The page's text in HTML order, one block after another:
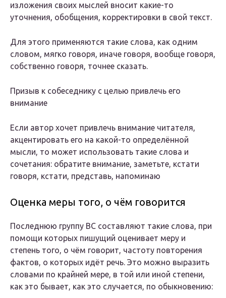
изложения своих мыслей вносит какие-то
уточнения, обобщения, корректировки в свой текст.
Для этого применяются такие слова, как одним
словом, мягко говоря, иначе говоря, вообще говоря,
собственно говоря, точнее сказать.
Призыв к собеседнику с целью привлечь его
внимание
Если автор хочет привлечь внимание читателя,
акцентировать его на какой-то определённой
мысли, то может использовать такие слова и
сочетания: обратите внимание, заметьте, кстати
говоря, кстати, представь, напоминаю
Оценка меры того, о чём говорится
Последнюю группу ВС составляют такие слова, при
помощи которых пишущий оценивает меру и
степень того, о чём говорит, частоту повторения
фактов, о которых идёт речь. Это можно выразить
словами по крайней мере, в той или иной степени,
как это бывает, как это случается, по обыкновению: